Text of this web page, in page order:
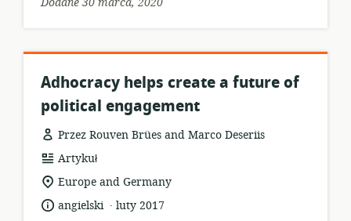
Adhocracy helps create a future of
political engagement
Przez Rouven Brües and Marco Deseriis
format
zasobów:
Artykuł
istotna
lokalizacja:
Europe and Germany
język:angielski .
dataluty 2017